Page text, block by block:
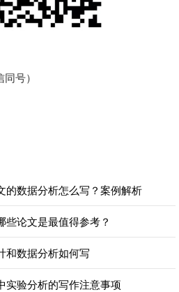
号）
的数据分析怎么写？案例解析
些论文是最值得参考？
和数据分析如何写
实验分析的写作注意事项